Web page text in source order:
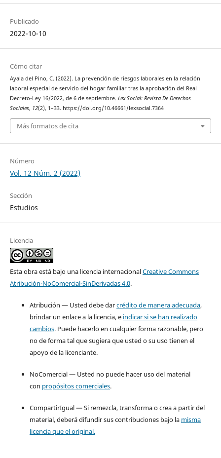
Publicado
2022-10-10
Cómo citar
Ayala del Pino, C. (2022). La prevención de riesgos laborales en la relación
laboral especial de servicio del hogar familiar tras la aprobación del Real
Decreto-Ley 16/2022, de 6 de septiembre. Lex Social: Revista De Derechos
Sociales, 12(2), 1–33. https://doi.org/10.46661/lexsocial.7364
Más formatos de cita
Número
Vol. 12 Núm. 2 (2022)
Sección
Estudios
Licencia
Esta obra está bajo una licencia internacionalCreative Commons
Atribución-NoComercial-SinDerivadas 4.0.
Atribución — Usted debe darcrédito de manera adecuada,
brindar un enlace a la licencia, e indicar si se han realizado
cambios. Puede hacerlo en cualquier forma razonable, pero
no de forma tal que sugiera que usted o su uso tienen el
apoyo de la licenciante.
NoComercial — Usted no puede hacer uso del material
con propósitos comerciales.
CompartirIgual — Si remezcla, transforma o crea a partir del
material, deberá difundir sus contribuciones bajo la misma
licencia que el original.